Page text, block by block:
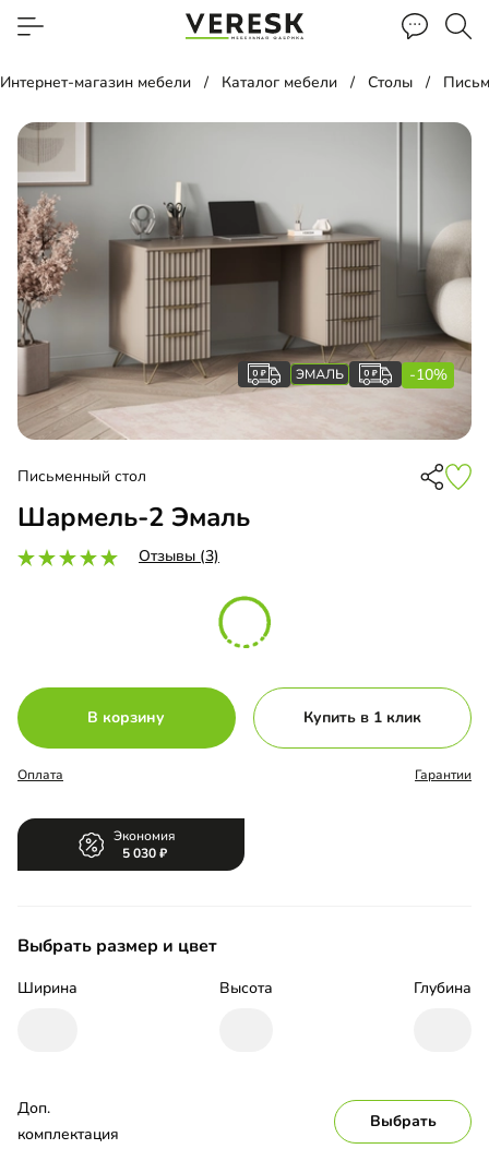
Интернет-магазин мебели Каталог мебели Столы
-10%
Письменный стол
Шармель-2 Эмаль
Отзывы (3)
В корзину Купить в 1 клик
Оплата Гарантии
Экономия
5 030
Выбрать размер и цвет
Ширина Высота Глубина
Доп.
комплектация
Выбрать